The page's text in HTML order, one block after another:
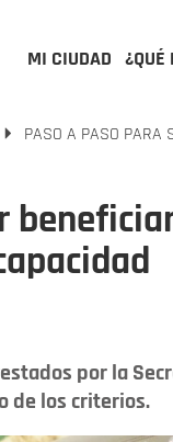
MI CIUDAD ¿QUÉ
PASO A PASO PARA
por la
de los criterios.